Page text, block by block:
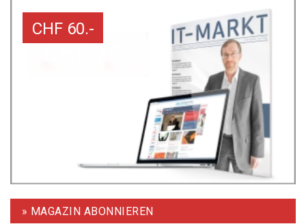
CHF 60.-
» MAGAZIN ABONNIEREN